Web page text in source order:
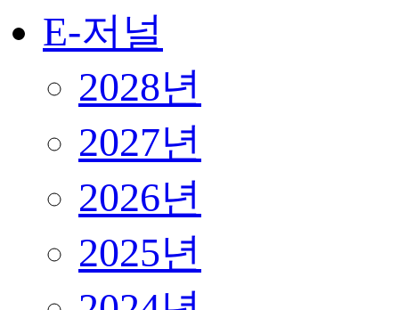
E-저널
2028년
2027년
2026년
2025년